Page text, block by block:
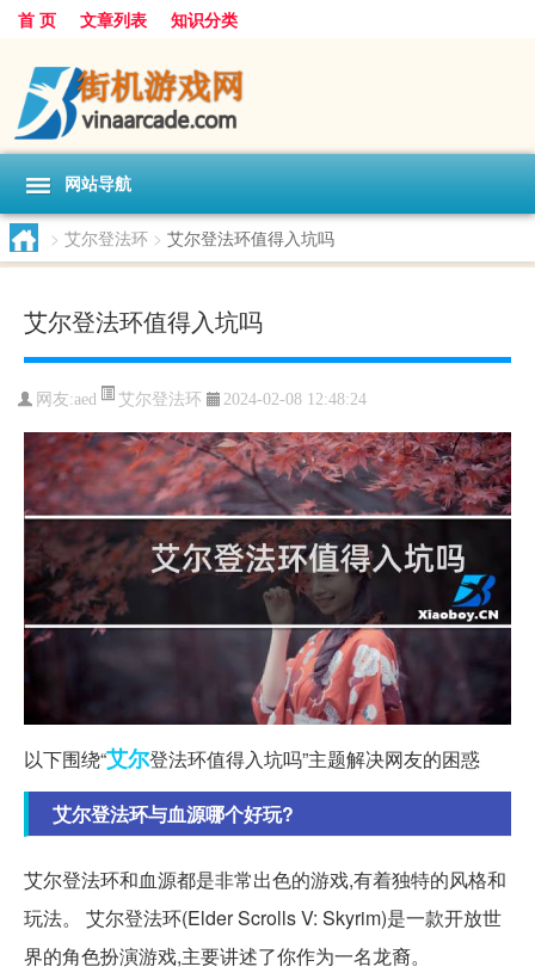
首 页 文章列表 知识分类
网站导航
> 艾尔登法环 > 艾尔登法环值得入坑吗
艾尔登法环值得入坑吗
网友:aed 艾尔登法环 2024-02-08 12:48:24
以下围绕“艾尔登法环值得入坑吗”主题解决网友的困惑
艾尔登法环与血源哪个好玩?
艾尔登法环和血源都是非常出色的游戏,有着独特的风格和
玩法。 艾尔登法环(Elder Scrolls V: Skyrim)是一款开放世
界的角色扮演游戏,主要讲述了你作为一名龙裔。